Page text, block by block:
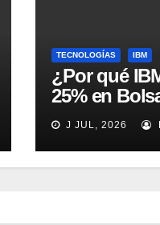
TECNOLOGÍAS IBM
¿Por qué
25% en
J JUL, 2026